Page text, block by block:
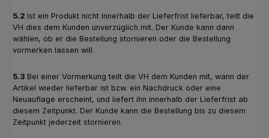
5.2 Ist ein Produkt nicht innerhalb der Lieferfrist lieferbar, teilt die
VH dies dem Kunden unverzüglich mit. Der Kunde kann dann
wählen, ob er die Bestellung stornieren oder die Bestellung
vormerken lassen will.
5.3 Bei einer Vormerkung teilt die VH dem Kunden mit, wann der
Artikel wieder lieferbar ist bzw. ein Nachdruck oder eine
Neuauflage erscheint, und liefert ihn innerhalb der Lieferfrist ab
diesem Zeitpunkt. Der Kunde kann die Bestellung bis zu diesem
Zeitpunkt jederzeit stornieren.